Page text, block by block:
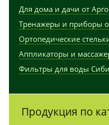
Для дома и дачи от Арго
Тренажеры и приборы
Ортопедические
Аппликаторы и
Фильтры для воды
Продукция по